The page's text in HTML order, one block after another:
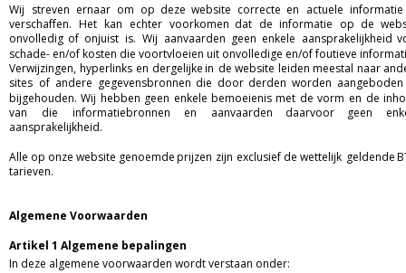
Wij streven ernaar om op deze website correcte en actuele informatie
verschaffen. Het kan echter voorkomen dat de informatie op de
onvolledig of onjuist is. Wij aanvaarden geen enkele aansprakelijkheid
schade- en/of kosten die voortvloeien uit onvolledige en/of foutieve
Verwijzingen, hyperlinks en dergelijke in de website leiden meestal naar
sites of andere gegevensbronnen die door derden worden aangeboden
bijgehouden. Wij hebben geen enkele bemoeienis met de vorm en de
van
die informatiebronnen en aanvaarden daarvoor geen
aansprakelijkheid.
Alle op onze website genoemde prijzen zijn exclusief de wettelijk geldende
tarieven.
Algemene Voorwaarden
Artikel 1 Algemene bepalingen
In deze algemene voorwaarden wordt verstaan onder: